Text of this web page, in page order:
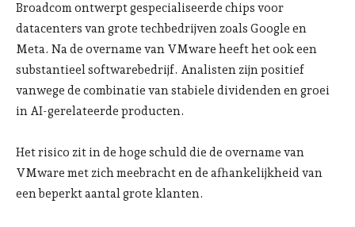
Broadcom ontwerpt gespecialiseerde chips voor
datacenters van grote techbedrijven zoals Google en
Meta. Na de overname van VMware heeft het ook een
substantieel softwarebedrijf. Analisten zijn positief
vanwege de combinatie van stabiele dividenden en groei
in AI-gerelateerde producten.
Het risico zit in de hoge schuld die de overname van
VMware met zich meebracht en de afhankelijkheid van
een beperkt aantal grote klanten.